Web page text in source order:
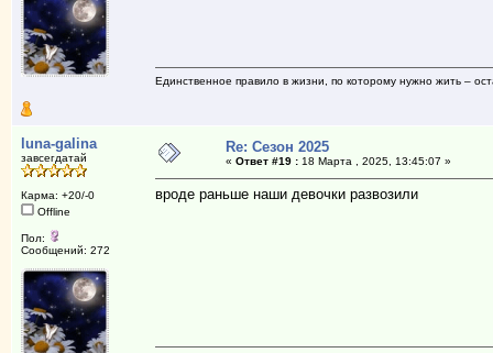
Единственное правило в жизни, по которому нужно жить –
luna-galina
завсегдатай
Карма: +20/-0
Offline
Пол:
Сообщений: 272
Re: Сезон 2025
« Ответ #19 :18 Марта , 2025, 13:45:07 »
вроде раньше наши девочки развозили